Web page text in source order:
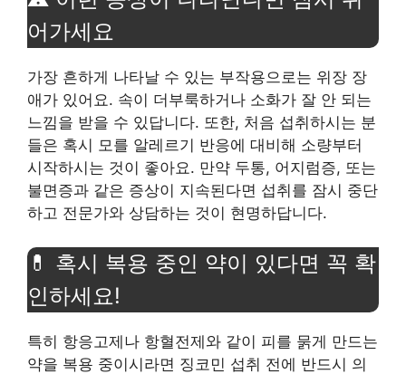
어가세요
가장 흔하게 나타날 수 있는 부작용으로는 위장 장
애가 있어요. 속이 더부룩하거나 소화가 잘 안 되는
느낌을 받을 수 있답니다. 또한, 처음 섭취하시는 분
들은 혹시 모를 알레르기 반응에 대비해 소량부터
시작하시는 것이 좋아요. 만약 두통, 어지럼증, 또는
불면증과 같은 증상이 지속된다면 섭취를 잠시 중단
하고 전문가와 상담하는 것이 현명하답니다.
💊 혹시 복용 중인 약이 있다면 꼭 확
인하세요!
특히 항응고제나 항혈전제와 같이 피를 묽게 만드는
약을 복용 중이시라면 징코민 섭취 전에 반드시 의